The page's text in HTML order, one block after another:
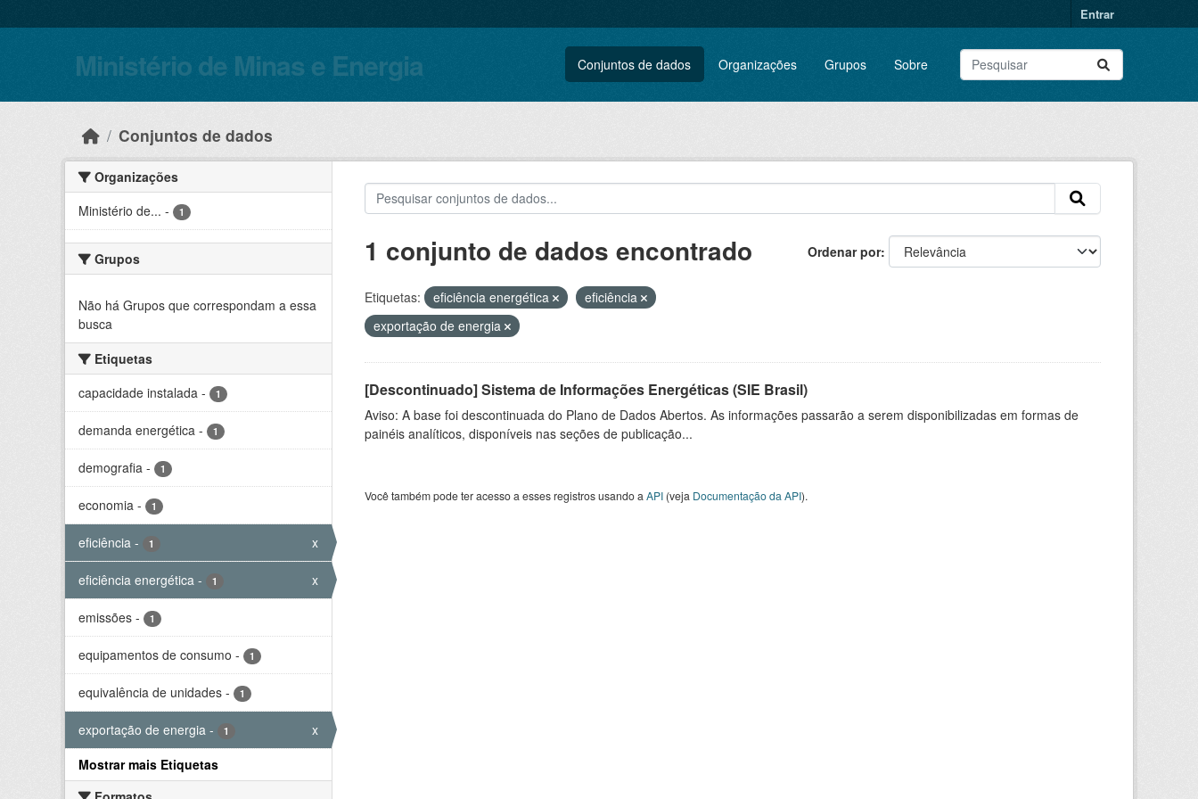
Entrar
Ministério de Minas e Energia Conjuntos de dados Organizações Grupos Sobre
Conjuntos de dados
Organizações
Ministério de... - 1
Grupos
Não há Grupos que correspondam a essa
busca
Etiquetas
capacidade instalada - 1
demanda energética - 1
demografia - 1
economia - 1
eficiência - 1 x
eficiência energética - 1 x
emissões - 1
equipamentos de consumo - 1
equivalência de unidades - 1
exportação de energia - 1
x
Mostrar mais Etiquetas
Ordenar por
1 conjunto de dados encontrado
Etiquetas: eficiência energética
eficiência
exportação de energia
[Descontinuado] Sistema de Informações Energéticas (SIE Brasil)
Aviso: A base foi descontinuada do Plano de Dados Abertos. As informações passarão a serem disponibilizadas em formas de
painéis analíticos, disponíveis nas seções de publicação...
Você também pode ter acesso a esses registros usando a API(veja Documentação da API).